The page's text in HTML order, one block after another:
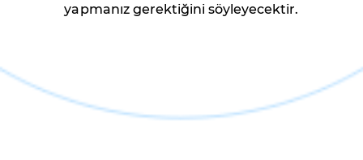
yapmanız gerektiğini söyleyecektir.